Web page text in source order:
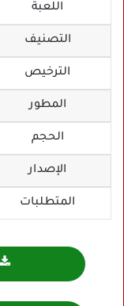
اللعبة
التصنيف
الترخيص
المطور
الحجم
الإصدار
المتطلبات